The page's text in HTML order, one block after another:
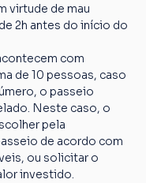
virtude de mau
2h antes do início do
com
de 10 pessoas, caso
o passeio
Neste caso, o
pela
de acordo com
ou solicitar o
investido.